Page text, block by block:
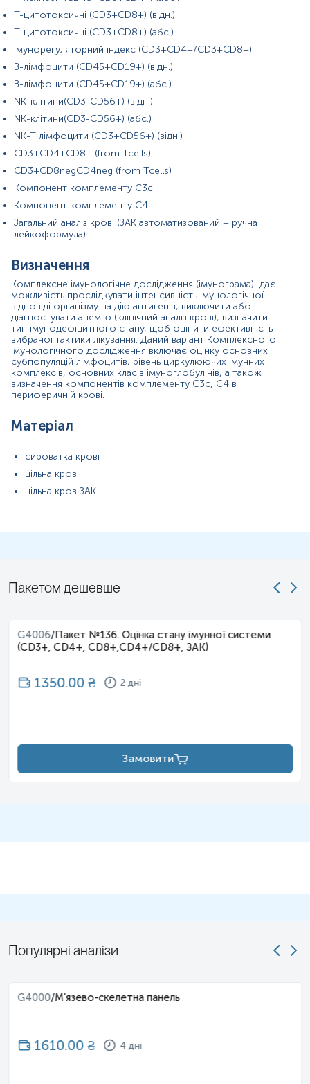
*Одиниці вимірювання, референтні значення та діапазон
вимірювань можуть змінюватися у відповідності до зміни
тест-систем.
Кров відбирається натщесерце (через 8-12 год після прийому
їжі).
Напередодні рекомендовано виключити жирну їжу, стресові
ситуації, прийом алкоголю, паління, прийом ліків, фізичні
навантаження та обмежити фізичну активність. Якщо відмінити
прийом ліків неможливо, потрібно повідомити про це
За 24 год до здачі дослідження виключити фізичне та емоційне
перевантаження. Також слід виключити прийом ліків в день
В день дослідження допускається вживання невеликої кількості
води.
Обов’язково не палити протягом 30 хв до здачі крові.
Для грудних дітей перед здачею крові витримати максимально
можливу паузу між годуваннями.
Дітей до 5 років перед здачею крові бажано поїти чистою
негазованою водою (порціями до 150-200 мл протягом 30 хв).
Примітка!
Відбір матеріалу бажано проводити до проведення
для гарантування правильного результату відбір має провести
Т-цитотоксичні (CD3+CD8+) (відн.)
Т-цитотоксичні (CD3+CD8+) (абс.)
Імунорегуляторний індекс (CD3+CD4+/CD3+CD8+)
В-лімфоцити (CD45+CD19+) (відн.)
В-лімфоцити (CD45+CD19+) (абс.)
NK-клітини(CD3-CD56+) (відн.)
NK-клітини(CD3-CD56+) (абс.)
NK-T лімфоцити (CD3+CD56+) (відн.)
CD3+CD4+CD8+ (from Tcells)
CD3+CD8negCD4neg (from Tcells)
Компонент комплементу С3с
Компонент комплементу С4
Загальний аналіз крові (ЗАК автоматизований + ручна
лейкоформула)
Визначення
Комплексне імунологічне дослідження (імунограма) дає
можливість прослідкувати інтенсивність імунологічної
відповіді організму на дію антигенів, виключити або
діагностувати анемію (клінічний аналіз крові), визначити
тип імунодефіцитного стану, щоб оцінити ефективність
вибраної тактики лікування. Даний варіант Комплексного
імунологічного дослідження включає оцінку основних
субпопуляцій лімфоцитів, рівень циркулюючих імунних
комплексів, основних класів імуноглобулінів, а також
визначення компонентів комплементу С3с, С4 в
периферичній крові.
Матеріал
сироватка крові
цільна кров
цільна кров ЗАК
Пакетом дешевше
G4006/Пакет №136. Оцінка стану імунної системи
(CD3+, CD4+, CD8+,CD4+/CD8+, ЗАК)
1350.00₴ 2 дні
Замовити
Популярні аналізи
G4000/М'язево-скелетна панель
1610.00₴ 4 дні